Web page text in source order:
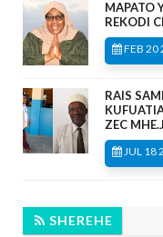
MAPATO
REKODI
FEB 20
RAIS
ZEC
JUL 18
SHEREHE